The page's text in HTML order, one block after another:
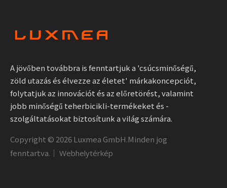
A jövőben továbbra is fenntartjuk a 'csúcsminőségű,
zöld utazás és élvezze az életet' márkakoncepciót,
folytatjuk az innovációt és az előretörést, valamint
jobb minőségű teherbicikli-termékeket és -
szolgáltatásokat biztosítunk a világ számára.
Copyright © 2026Luxmea GmbH.Minden jog
fenntartva.｜ Webhelytérkép